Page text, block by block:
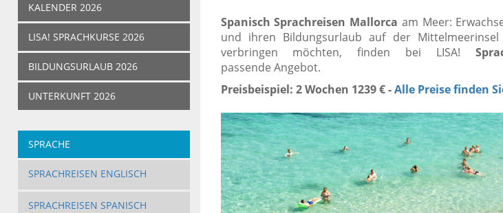
KALENDER 2026
LISA! SPRACHKURSE 2026
BILDUNGSURLAUB 2026
UNTERKUNFT 2026
SPRACHE
SPRACHREISEN ENGLISCH
SPRACHREISEN SPANISCH
Spanisch Sprachreisen Mallorca am Meer:
und ihren Bildungsurlaub auf der
verbringen möchten, finden bei LISA!
passende Angebot.
Preisbeispiel: 2 Wochen 1239 € -Alle Preise finden